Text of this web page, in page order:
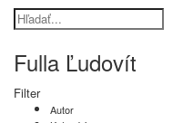
Fulla Ľudovít
Filter
Autor